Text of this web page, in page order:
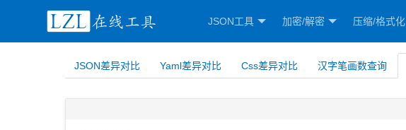
JSON工具 加密/解密 压缩/格式化
JSON差异对比 Yaml差异对比 Css差异对比 汉字笔画数查询